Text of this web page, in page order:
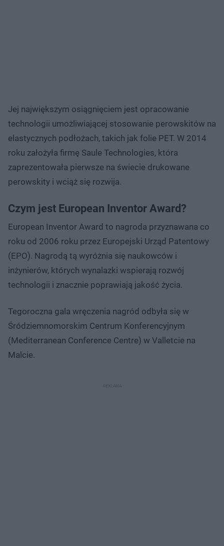
Jej największym osiągnięciem jest opracowanie
technologii umożliwiającej stosowanie perowskitów na
elastycznych podłożach, takich jak folie PET. W 2014
roku założyła firmę Saule Technologies, która
zaprezentowała pierwsze na świecie drukowane
perowskity i wciąż się rozwija.
Czym jest European Inventor Award?
European Inventor Award to nagroda przyznawana co
roku od 2006 roku przez Europejski Urząd Patentowy
(EPO). Nagrodą tą wyróżnia się naukowców i
inżynierów, których wynalazki wspierają rozwój
technologii i znacznie poprawiają jakość życia.
Tegoroczna gala wręczenia nagród odbyła się w
Śródziemnomorskim Centrum Konferencyjnym
(Mediterranean Conference Centre) w Valletcie na
Malcie.